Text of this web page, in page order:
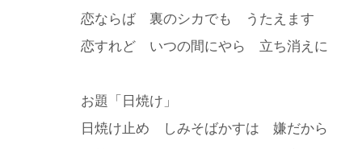
恋ならば 裏のシカでも うたえます
恋すれど いつの間にやら 立ち消えに
お題「日焼け」
日焼け止め しみそばかすは 嫌だから